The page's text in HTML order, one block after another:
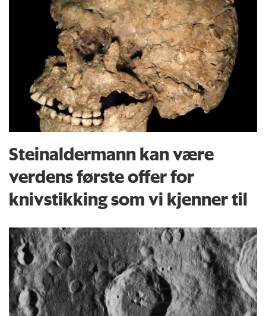
Steinaldermann kan være
verdens første offer for
knivstikking som vi kjenner til